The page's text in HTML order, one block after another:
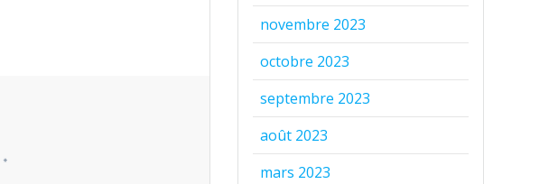
*
novembre 2023
octobre 2023
septembre 2023
août 2023
mars 2023